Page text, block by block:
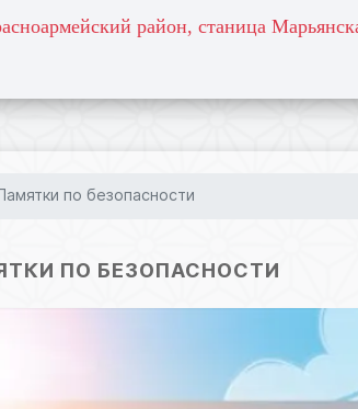
район, станица
по безопасности
ПО БЕЗОПАСНОСТИ